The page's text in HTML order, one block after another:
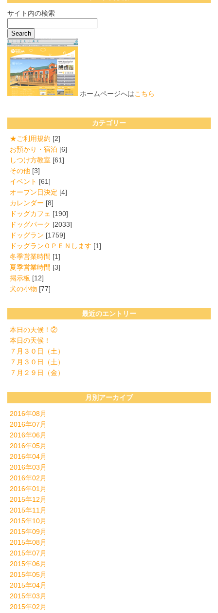
サイト内の検索
ホームページへはこちら
カテゴリー
★ご利用規約 [2]
お預かり・宿泊 [6]
しつけ方教室 [61]
その他 [3]
イベント [61]
オープン日決定 [4]
カレンダー [8]
ドッグカフェ [190]
ドッグパーク [2033]
ドッグラン [1759]
ドッグランＯＰＥＮします [1]
冬季営業時間 [1]
夏季営業時間 [3]
掲示板 [12]
犬の小物 [77]
最近のエントリー
本日の天候！②
本日の天候！
７月３０日（土）
７月３０日（土）
７月２９日（金）
月別アーカイブ
2016年08月
2016年07月
2016年06月
2016年05月
2016年04月
2016年03月
2016年02月
2016年01月
2015年12月
2015年11月
2015年10月
2015年09月
2015年08月
2015年07月
2015年06月
2015年05月
2015年04月
2015年03月
2015年02月